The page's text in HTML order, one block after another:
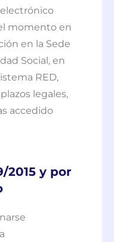
momento en
en la Sede
Social, en
RED,
legales,
accedido
2015 y por